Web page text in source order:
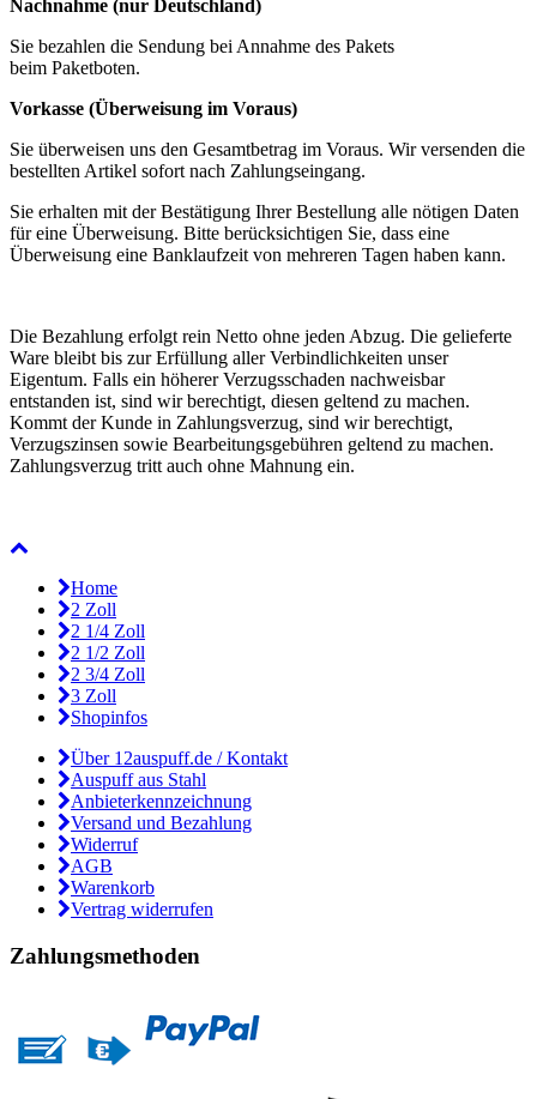
Nachnahme (nur Deutschland)
Sie bezahlen die Sendung bei Annahme des Pakets
beim Paketboten.
Vorkasse (Überweisung im Voraus)
Sie überweisen uns den Gesamtbetrag im Voraus. Wir versenden die
bestellten Artikel sofort nach Zahlungseingang.
Sie erhalten mit der Bestätigung Ihrer Bestellung alle nötigen Daten
für eine Überweisung. Bitte berücksichtigen Sie, dass eine
Überweisung eine Banklaufzeit von mehreren Tagen haben kann.
Die Bezahlung erfolgt rein Netto ohne jeden Abzug. Die gelieferte
Ware bleibt bis zur Erfüllung aller Verbindlichkeiten unser
Eigentum. Falls ein höherer Verzugsschaden nachweisbar
entstanden ist, sind wir berechtigt, diesen geltend zu machen.
Kommt der Kunde in Zahlungsverzug, sind wir berechtigt,
Verzugszinsen sowie Bearbeitungsgebühren geltend zu machen.
Zahlungsverzug tritt auch ohne Mahnung ein.
Home
2 Zoll
2 1/4 Zoll
2 1/2 Zoll
2 3/4 Zoll
3 Zoll
Shopinfos
Über 12auspuff.de / Kontakt
Auspuff aus Stahl
Anbieterkennzeichnung
Versand und Bezahlung
Widerruf
AGB
Warenkorb
Vertrag widerrufen
Zahlungsmethoden